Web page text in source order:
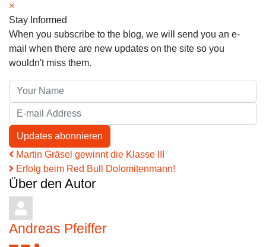
×
Stay Informed
When you subscribe to the blog, we will send you an e-
mail when there are new updates on the site so you
wouldn't miss them.
Your Name
E-mail Address
Updates abonnieren
Martin Gräsel gewinnt die Klasse III
Erfolg beim Red Bull Dolomitenmann!
Über den Autor
Andreas Pfeiffer